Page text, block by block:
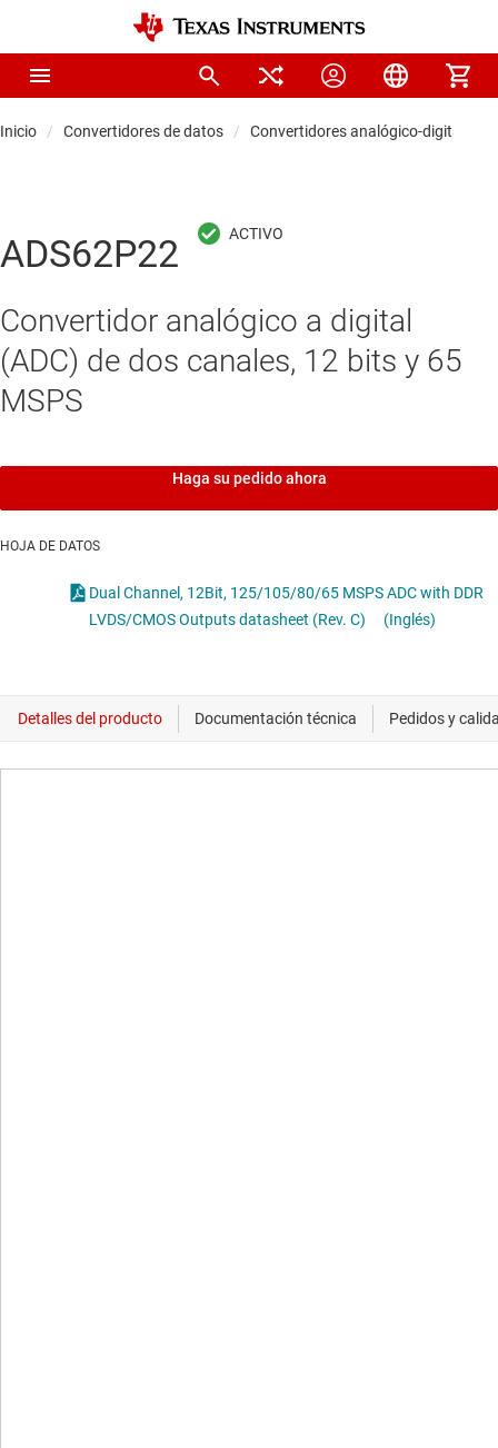
Inicio Convertidores de datos Convertidores analógico-digitales
ADS62P22
Convertidor analógico a digital
(ADC) de dos canales, 12 bits y 65
MSPS
Haga su pedido ahora
HOJA DE DATOS
Dual Channel, 12Bit, 125/105/80/65 MSPS ADC with DDR
LVDS/CMOS Outputs datasheet (Rev. C)
(Inglés)